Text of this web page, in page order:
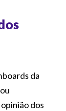
da
ou
dos